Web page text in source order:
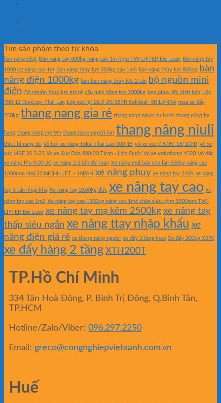
Tìm sản phẩm theo từ khóa
bàn nâng nhật Bàn nâng tay 800kg nâng cao 1m hiệu TW-LIFTER Đài Loan Bàn nâng tay
1000 kg nâng cao 1m Bàn nâng thủy lực 350kg cao 1m5 bàn nâng thủy lực 800kg bàn
nâng điện 1000kg bán bàn nâng thủy lực 2 tấn bộ nguồn mini
điện
Bộ nguồn thủy lực giá rẻ cẩu mini bằng tay 2000kg kẹp phuy đôi nhật bản
Lốp
700-12 DunLop- Thái Lan
Lốp xúc lật 26.5-25/28PR Solideal- SRILANKA mua xe đẩy
250kg thang nang gia rẻ thang nang nguoi tu hanh thang nâng hạ
hàng thang nâng mỹ 9m thang nâng người 5m thang nâng niuli
thiet bi nâng do Vỏ hơi xe nâng Tokai Thái Lan 300-15 vỏ xe xúc 0.5/80-18/10PR Vỏ xe
xúc MRF 20.5-25 Vỏ xe Xúc Đào 900-20 Tiron - Hàn Quốc Vỏ xe yokohama Y520 Vỏ đặc
xe nâng Pio 9.00-20 xe nâng 2.5 tấn đài loan Xe nâng mặt bàn con lăn 350kg nâng cao
1300mm NAL35 NICHI-LIFT – JAPAN xe nâng phuy xe nâng tay 3 tấn xe nâng
tay 5 tấn nhập khẩ Xe nâng tay 2500kg đức xe nâng tay cao xe
nâng tay cao 1m2 Xe nâng tay cao 1500kg nâng cao 1m6 chân siêu rộng 1500mm TW-
LIFTER Đài Loan xe nâng tay mạ kẽm 2500kg xe nâng tay
thấp siêu ngắn xe nâng ttay nhập khẩu xe
nâng điện giá rẻ xe thang nâng người xe đẩy 3 tầng inox Xe đẩy 200kg X370
xe đẩy hàng 2 tầng XTH200T
TP.Hồ Chí Minh
334 Tân Hoà Đông, P. Bình Trị Đông, Q.Bình Tân,
TP.HCM
Hotline/Zalo/Viber: 096.297.2250
Email: greco@congnghiepvietxanh.com.vn
Huế